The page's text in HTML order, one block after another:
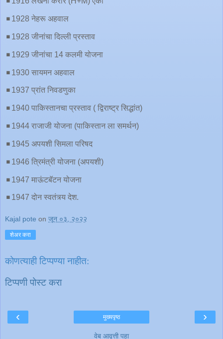
◾️1928 नेहरू अहवाल
◾️1928 जीनांचा दिल्ली प्रस्ताव
◾️1929 जीनांचा 14 कलमी योजना
◾️1930 सायमन अहवाल
◾️1937 प्रांत निवडणुका
◾️1940 पाकिस्तानचा प्रस्ताव ( द्विराष्ट्र सिद्धांत)
◾️1944 राजाजी योजना (पाकिस्तान ला समर्थन)
◾️1945 अपयशी सिमला परिषद
◾️1946 त्रिमंत्री योजना (अपयशी)
◾️1947 माऊंटबॅटन योजना
◾️1947 दोन स्वतंत्र्य देश.
Kajal pote on जून ०३, २०२२
शेअर करा
कोणत्याही टिप्पण्‍या नाहीत:
टिप्पणी पोस्ट करा
‹ ›
मुख्यपृष्ठ
वेब आवृत्ती पहा